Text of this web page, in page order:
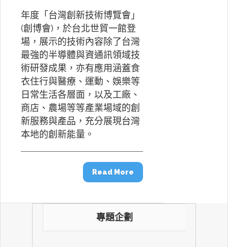
年度「台灣創新技術博覽會」
(創博會)，於台北世貿一館登
場，展示的技術內容除了台灣
最強的半導體與資通訊領域技
術研發成果，亦有應用涵蓋食
衣住行與醫療、運動、娛樂等
日常生活各層面，以及工廠、
商店、農場等等產業場域的創
新服務與產品，充分展現台灣
本地的創新能量。
Read More
專題企劃